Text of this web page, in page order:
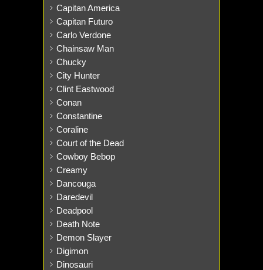
Capitan America
Capitan Futuro
Carlo Verdone
Chainsaw Man
Chucky
City Hunter
Clint Eastwood
Conan
Constantine
Coraline
Court of the Dead
Cowboy Bebop
Creamy
Dancouga
Daredevil
Deadpool
Death Note
Demon Slayer
Digimon
Dinosauri